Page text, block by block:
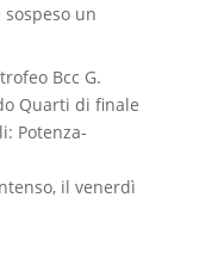
sospeso un
Bcc G.
Quarti di finale
Potenza-
il venerdì